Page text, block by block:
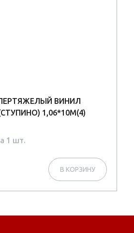
ВИНИЛ
1,06*10М(4)
1 шт.
В КОРЗИНУ